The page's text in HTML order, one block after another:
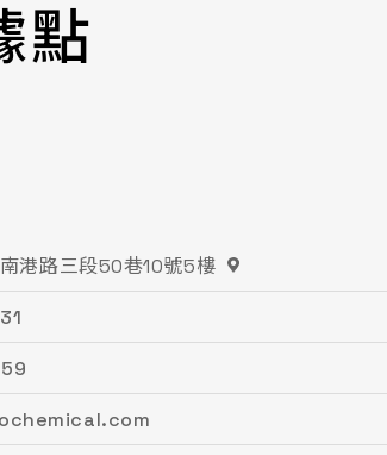
點
港路三段50巷10號5樓
興街62號2樓
司
業路16號
心路一段218號15F之2
洲一街63巷33號
頂路479號